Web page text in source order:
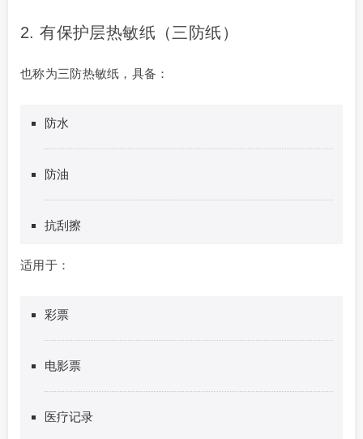
2. 有保护层热敏纸（三防纸）
也称为三防热敏纸，具备：
防水
防油
抗刮擦
适用于：
彩票
电影票
医疗记录